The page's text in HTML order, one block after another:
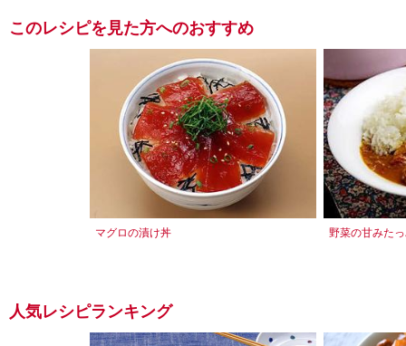
このレシピを見た方へのおすすめ
マグロの漬け丼 野菜の甘みた
人気レシピランキング